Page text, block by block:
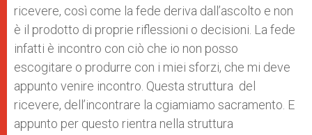
ricevere, così come la fede deriva dall’ascolto e non
è il prodotto di proprie riflessioni o decisioni. La fede
infatti è incontro con ciò che io non posso
escogitare o produrre con i miei sforzi, che mi deve
appunto venire incontro. Questa struttura del
ricevere, dell’incontrare la cgiamiamo sacramento. E
appunto per questo rientra nella struttura